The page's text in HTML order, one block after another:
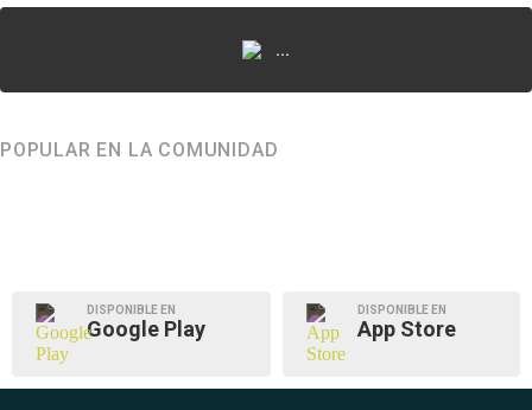
...
POPULAR EN LA COMUNIDAD
DISPONIBLE EN
Google Play
DISPONIBLE EN
App Store